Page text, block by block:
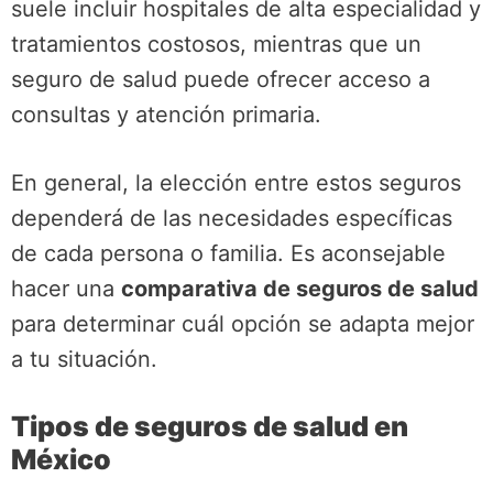
suele incluir hospitales de alta especialidad y
tratamientos costosos, mientras que un
seguro de salud puede ofrecer acceso a
consultas y atención primaria.
En general, la elección entre estos seguros
dependerá de las necesidades específicas
de cada persona o familia. Es aconsejable
hacer una comparativa de seguros de salud
para determinar cuál opción se adapta mejor
a tu situación.
Tipos de seguros de salud en
México